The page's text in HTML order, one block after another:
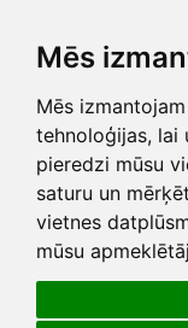
Mēs
Mēs
tehnoloģijas, lai
pieredzi mūsu
saturu un
vietnes
mūsu